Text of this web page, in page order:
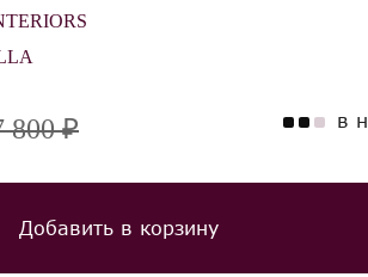
800 ₽ в
Добавить в корзину